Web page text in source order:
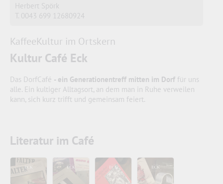
Herbert Spörk
T. 0043 699 12680924
KaffeeKultur im Ortskern
Kultur Café Eck
Das DorfCafé - ein Generationentreff mitten im Dorf für uns
alle. Ein kultiger Alltagsort, an dem man in Ruhe verweilen
kann, sich kurz trifft und gemeinsam feiert.
Literatur im Café